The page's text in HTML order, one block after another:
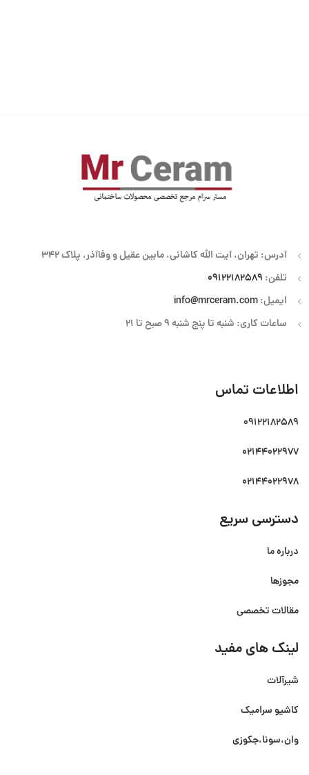
آدرس: تهران، آیت الله کاشانی، مابین عقیل و وفاآذر، پلاک 342
تلفن: 09122182589
ایمیل:info@mrceram.com
ساعات کاری: شنبه تا پنج شنبه 9 صبح تا 21
اطلاعات تماس
09122182589
02144022977
02144022978
دسترسی سریع
درباره ما
مجوزها
مقالات تخصصی
لینک های مفید
شیرآلات
کاشیو سرامیک
وان،سونا،جکوزی